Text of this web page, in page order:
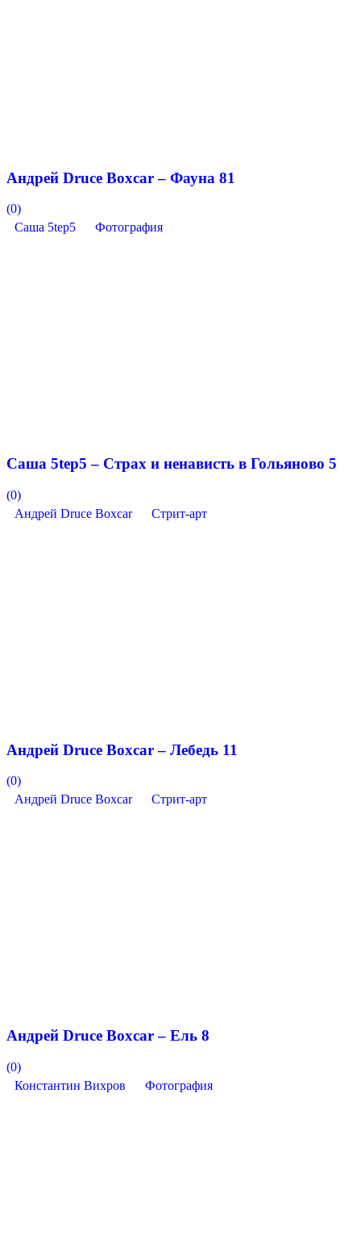
Андрей Druce Boxcar – Фауна 81
(0)
Саша 5tep5
Фотография
Саша 5tep5 – Страх и ненависть в Гольяново 5
(0)
Андрей Druce Boxcar
Стрит-арт
Андрей Druce Boxcar – Лебедь 11
(0)
Андрей Druce Boxcar
Стрит-арт
Андрей Druce Boxcar – Ель 8
(0)
Константин Вихров
Фотография